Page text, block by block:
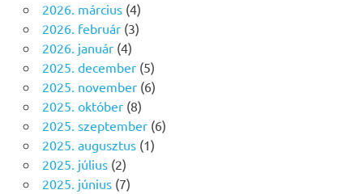
2026. március(4)
2026. február(3)
2026. január(4)
2025. december(5)
2025. november(6)
2025. október(8)
2025. szeptember(6)
2025. augusztus(1)
2025. július(2)
2025. június(7)